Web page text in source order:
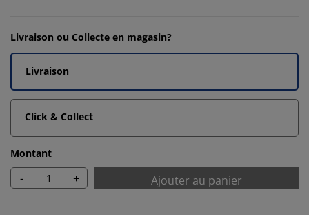
Livraison ou Collecte en magasin?
Livraison
Click & Collect
Montant
- + Ajouter au panier